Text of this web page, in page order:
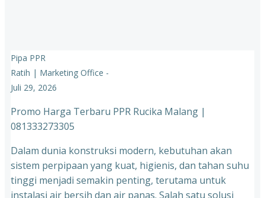
Pipa PPR
Ratih | Marketing Office -
Juli 29, 2026
Promo Harga Terbaru PPR Rucika Malang |
081333273305
Dalam dunia konstruksi modern, kebutuhan akan
sistem perpipaan yang kuat, higienis, dan tahan suhu
tinggi menjadi semakin penting, terutama untuk
instalasi air bersih dan air panas. Salah satu solusi